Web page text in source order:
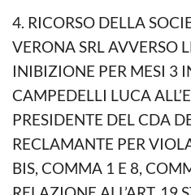
4. RICORSO DELLA
VERONA SRL AVVERSO
INIBIZIONE PER MESI 3
CAMPEDELLI LUCA
PRESIDENTE DEL CDA
RECLAMANTE PER
BIS, COMMA 1 E 8,